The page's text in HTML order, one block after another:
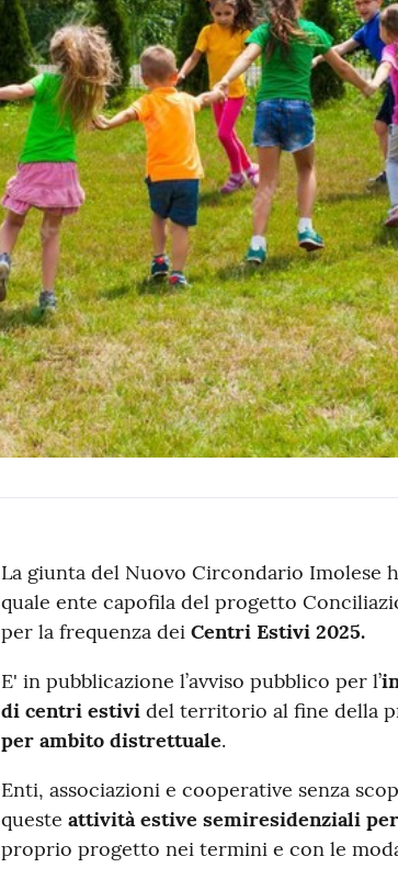
Contenuto
La giunta del Nuovo Circondario Imolese
quale ente capofila del progetto
per la frequenza dei Centri Estivi 2025.
E' in pubblicazione l’avviso pubblico per l’
di centri estivi del territorio al fine della
per ambito distrettuale.
Enti, associazioni e cooperative senza
queste attività estive semiresidenziali
proprio progetto nei termini e con le